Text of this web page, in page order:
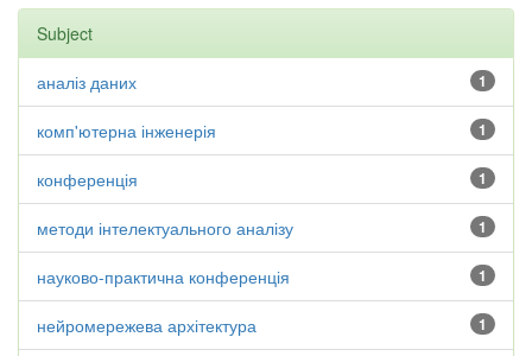
Subject
1
аналіз даних
1
комп'ютерна інженерія
1
конференція
1
методи інтелектуального аналізу
1
науково-практична конференція
1
нейромережева архітектура